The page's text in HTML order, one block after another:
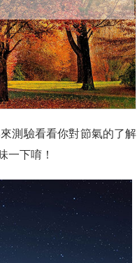
測驗看看你對節氣的了解
一下唷！